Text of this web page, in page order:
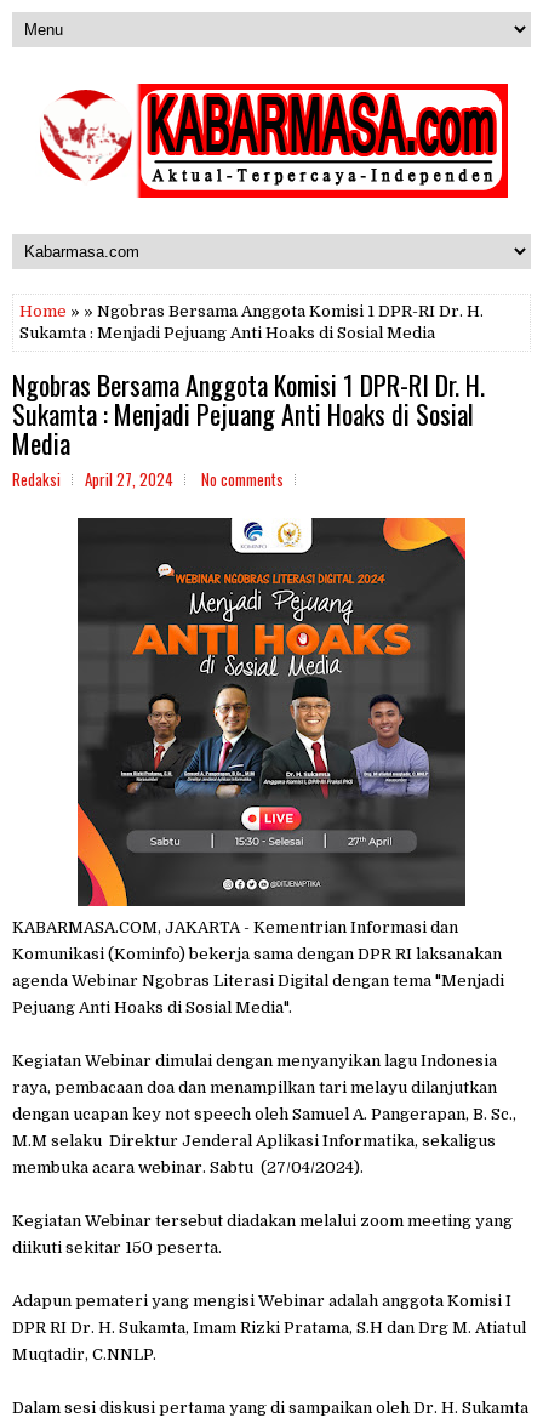
Home » » Ngobras Bersama Anggota Komisi 1 DPR-RI Dr. H.
Sukamta : Menjadi Pejuang Anti Hoaks di Sosial Media
Ngobras Bersama Anggota Komisi 1 DPR-RI Dr. H.
Sukamta : Menjadi Pejuang Anti Hoaks di Sosial
Media
Redaksi April 27, 2024 No comments
KABARMASA.COM, JAKARTA - Kementrian Informasi dan
Komunikasi (Kominfo) bekerja sama dengan DPR RI laksanakan
agenda Webinar Ngobras Literasi Digital dengan tema "Menjadi
Pejuang Anti Hoaks di Sosial Media".
Kegiatan Webinar dimulai dengan menyanyikan lagu Indonesia
raya, pembacaan doa dan menampilkan tari melayu dilanjutkan
dengan ucapan key not speech oleh Samuel A. Pangerapan, B. Sc.,
M.M selaku Direktur Jenderal Aplikasi Informatika, sekaligus
membuka acara webinar. Sabtu (27/04/2024).
Kegiatan Webinar tersebut diadakan melalui zoom meeting yang
diikuti sekitar 150 peserta.
Adapun pemateri yang mengisi Webinar adalah anggota Komisi I
DPR RI Dr. H. Sukamta, Imam Rizki Pratama, S.H dan Drg M. Atiatul
Muqtadir, C.NNLP.
Dalam sesi diskusi pertama yang di sampaikan oleh Dr. H. Sukamta